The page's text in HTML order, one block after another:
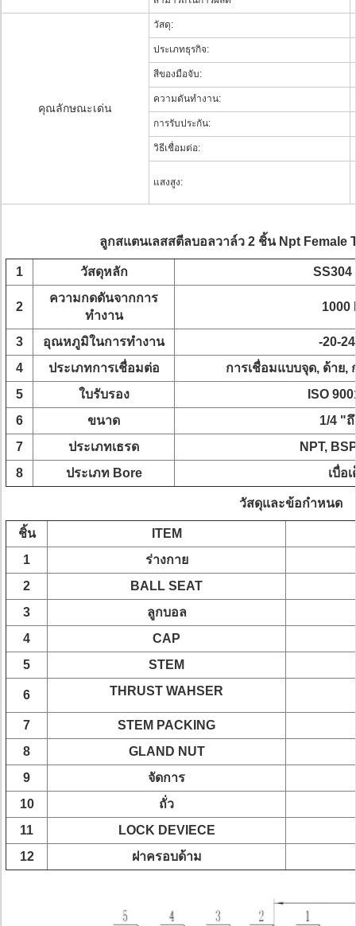
คุณลักษณะเด่น
วัสดุ:
ประเภทธุรกิจ:
สีของมือจับ:
ความดันทำงาน:
การรับประกัน:
วิธีเชื่อมต่อ:
แสงสูง:
ลูกสแตนเลสสตีลบอลวาล์ว 2 ชิ้น Npt Female
1 วัสดุหลัก SS304
2
ความกดดันจากการ
ทำงาน
1000
3 อุณหภูมิในการทำงาน
-20-
4
ประเภทการเชื่อมต่อ
การเชื่อมแบบจุด, ด้าย,
5
ใบรับรอง
ISO
6
ขนาด
1/4 "
7
ประเภทเธรด
NPT,
8
ประเภท Bore เบื่อ
วัสดุและข้อกำหนด
ชิ้น
ITEM
1
ร่างกาย
2
BALL SEAT
3
ลูกบอล
4
CAP
5
STEM
6 THRUST WAHSER
7
STEM PACKING
8
GLAND NUT
9
จัดการ
10
ถั่ว
11
LOCK DEVIECE
12
ฝาครอบด้าม